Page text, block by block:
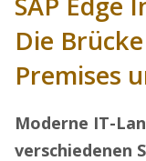
Die
Premises
Moderne IT-
verschiedenen